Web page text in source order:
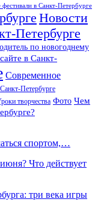
в Санкт-Петербурге
Новости
Петербурге
по новогоднему
в Санкт-
Современное
Петербурге
творчества Фото Чем
спортом,…
Что действует
три века игры